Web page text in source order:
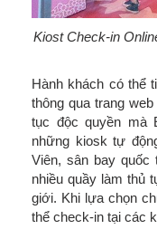
Kiost Check-in
Hành khách có thể
thông qua trang
tục độc quyền mà
những kiosk tự
Viên, sân bay
nhiều quầy làm thủ
giới. Khi lựa chọn
thể check-in tại các